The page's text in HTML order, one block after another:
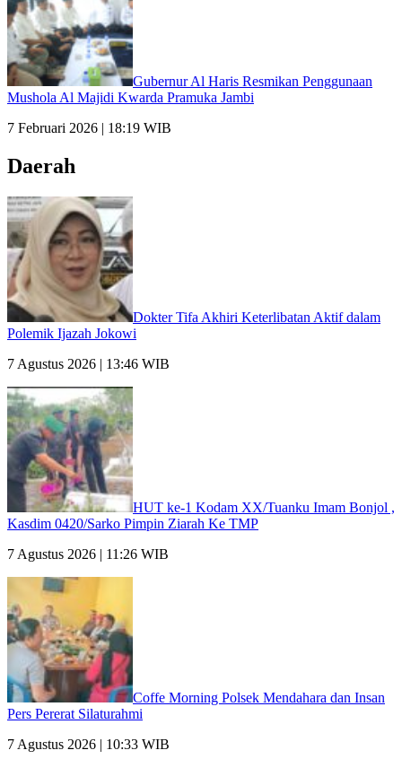
Gubernur Al Haris Resmikan Penggunaan
Mushola Al Majidi Kwarda Pramuka Jambi
7 Februari 2026 | 18:19 WIB
Daerah
Dokter Tifa Akhiri Keterlibatan Aktif dalam
Polemik Ijazah Jokowi
7 Agustus 2026 | 13:46 WIB
HUT ke-1 Kodam XX/Tuanku Imam Bonjol ,
Kasdim 0420/Sarko Pimpin Ziarah Ke TMP
7 Agustus 2026 | 11:26 WIB
Coffe Morning Polsek Mendahara dan Insan
Pers Pererat Silaturahmi
7 Agustus 2026 | 10:33 WIB